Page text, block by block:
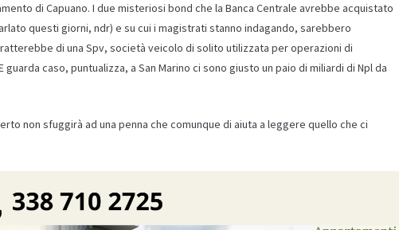
di Capuano. I due misteriosi bond che la Banca Centrale avrebbe acquistato
questi giorni, ndr) e su cui i magistrati stanno indagando, sarebbero
di una Spv, società veicolo di solito utilizzata per operazioni di
caso, puntualizza, a San Marino ci sono giusto un paio di miliardi di Npl da
non sfuggirà ad una penna che comunque di aiuta a leggere quello che ci